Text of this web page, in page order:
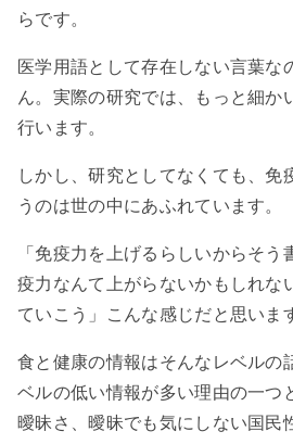
らです。
医学用語として存在しない言葉な
ん。実際の研究では、もっと細か
行います。
しかし、研究としてなくても、免
うのは世の中にあふれています。
「免疫力を上げるらしいからそ
疫力なんて上がらないかもしれな
ていこう」こんな感じだと思いま
食と健康の情報はそんなレベルの
ベルの低い情報が多い理由の一つ
曖昧さ、曖昧でも気にしない国民